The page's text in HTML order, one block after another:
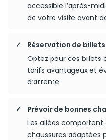
accessible l’après-
de votre visite avant
Réservation de billets
Optez pour des billets
tarifs avantageux et
d’attente.
Prévoir de bonnes
Les allées comportent
chaussures adaptées